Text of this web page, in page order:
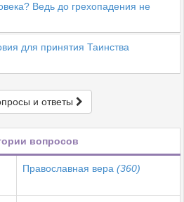
Ведь до грехопадения не
для принятия Таинства
и ответы
вопросов
Православная вера (360)